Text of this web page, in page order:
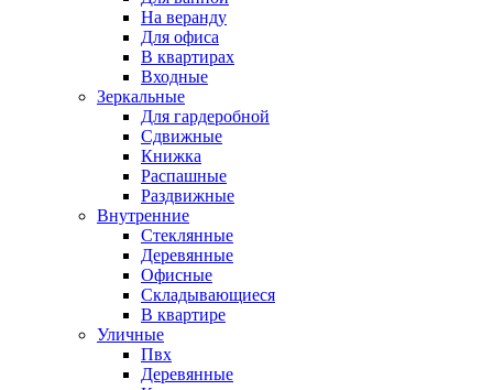
На веранду
Для офиса
В квартирах
Входные
Зеркальные
Для гардеробной
Сдвижные
Книжка
Распашные
Раздвижные
Внутренние
Стеклянные
Деревянные
Офисные
Складывающиеся
В квартире
Уличные
Пвх
Деревянные